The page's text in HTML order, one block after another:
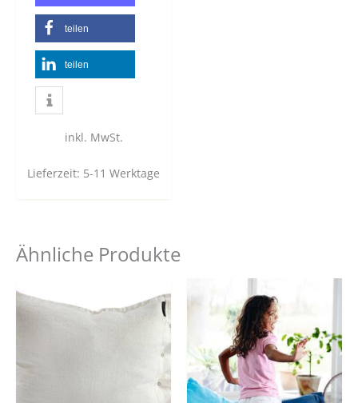
teilen
teilen
inkl. MwSt.
Lieferzeit: 5-11 Werktage
Ähnliche Produkte
Produkt
weist
mehrere
Varianten
auf.
weist
auf.